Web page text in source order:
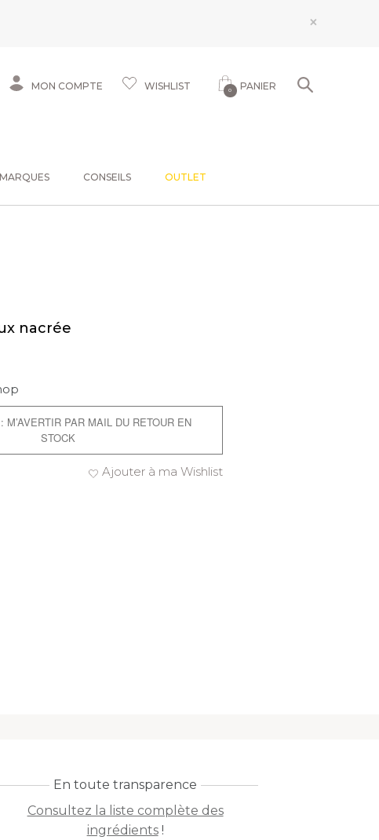
×
MON COMPTE WISHLIST 0 PANIER
MARQUES CONSEILS OUTLET
nacrée
M’AVERTIR PAR MAIL DU RETOUR EN
STOCK
Ajouter à ma Wishlist
En toute transparence
Consultez la liste complète des
ingrédients!